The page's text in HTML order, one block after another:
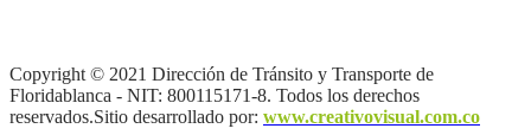
Copyright © 2021 Dirección de Tránsito y Transporte de
Floridablanca - NIT: 800115171-8. Todos los derechos
reservados.Sitio desarrollado por: www.creativovisual.com.co